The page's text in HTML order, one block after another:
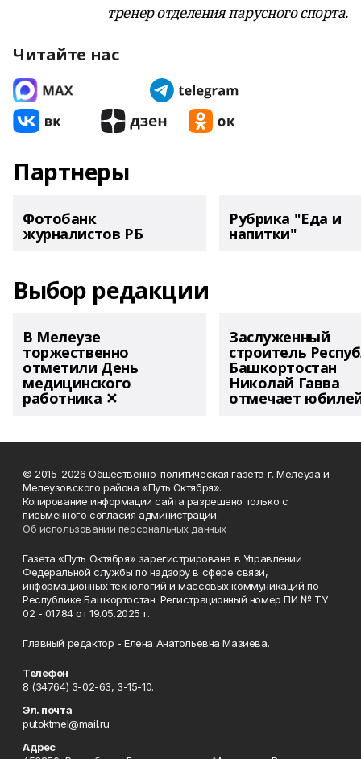
тренер отделенияпарусного спорта.
Читайте нас
Партнеры
Фотобанк
журналистов РБ
Рубрика "Еда и
напитки"
Выбор редакции
В Мелеузе
торжественно
отметили День
медицинского
работника ✕
Заслуженный
строитель
Башкортостан
Николай Гавва
отмечает
© 2015-2026 Общественно-политическая газета г. Мелеуза и
Мелеузовского района «Путь Октября».
Копирование информации сайта разрешено только с
письменного согласия администрации.
Об использовании персональных данных
Газета «Путь Октября» зарегистрирована в Управлении
Федеральной службы по надзору в сфере связи,
информационных технологий и массовых коммуникаций по
Республике Башкортостан. Регистрационный номер ПИ № ТУ
02 - 01784 от 19.05.2025 г.
Главный редактор - Елена Анатольевна Мазиева.
Телефон
8 (34764) 3-02-63, 3-15-10.
Эл. почта
putoktmel@mail.ru
Адрес